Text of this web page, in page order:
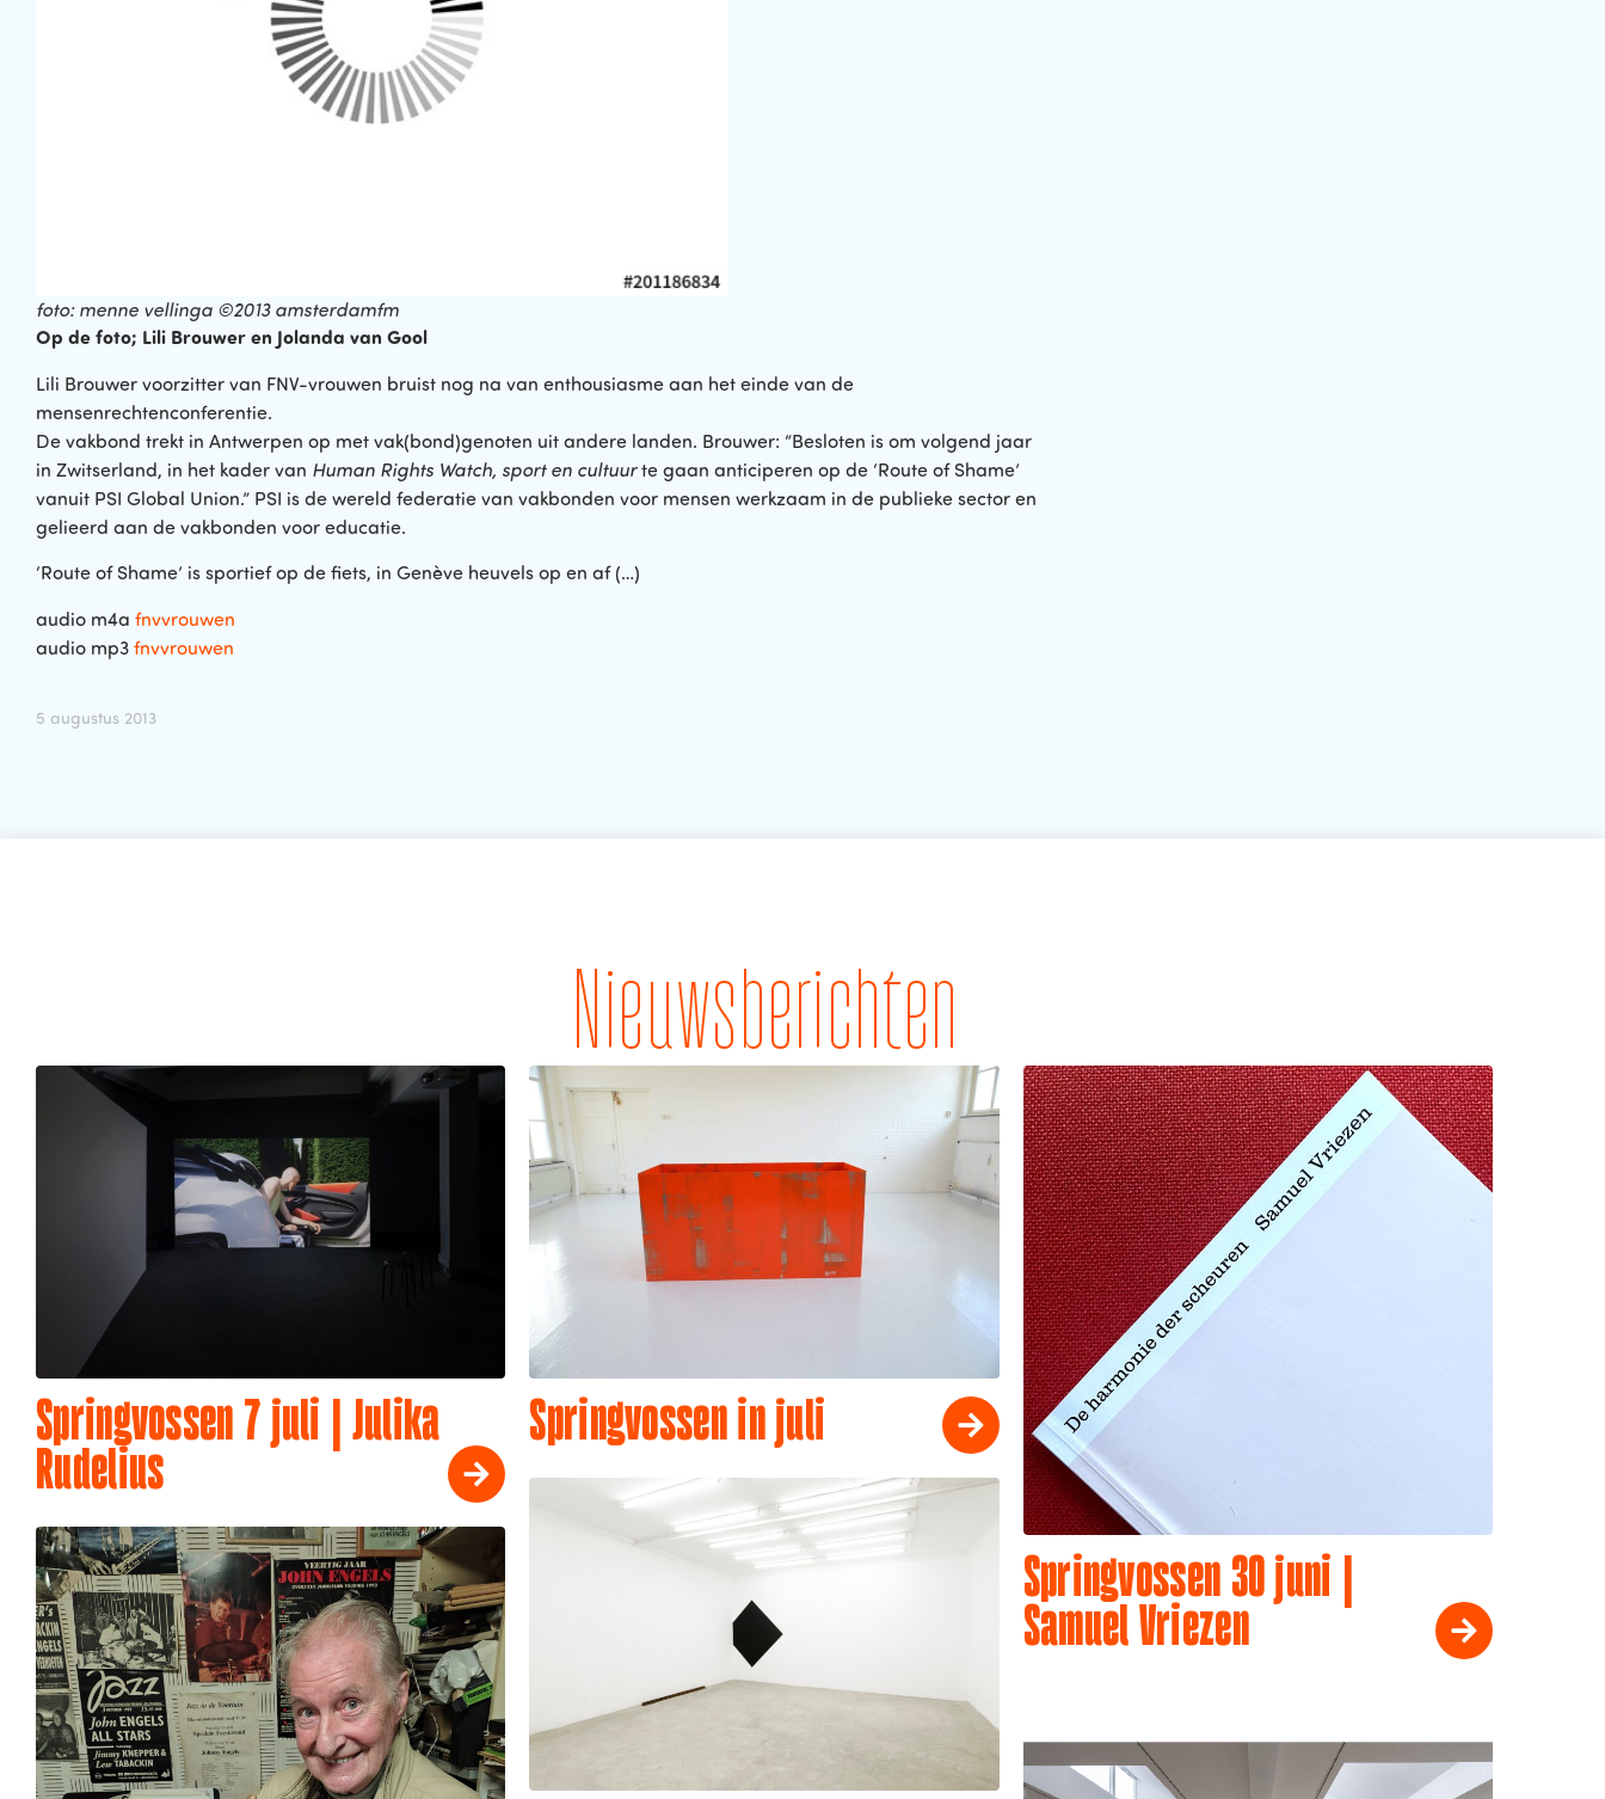
foto: menne vellinga ©2013 amsterdamfm
Op de foto; Lili Brouwer en Jolanda van Gool
Lili Brouwer voorzitter van FNV-vrouwen bruist nog na van enthousiasme aan het einde van de
mensenrechtenconferentie.
De vakbond trekt in Antwerpen op met vak(bond)genoten uit andere landen. Brouwer: “Besloten is om volgend jaar
in Zwitserland, in het kader van Human Rights Watch, sport en cultuurte gaan anticiperen op de ‘Route of Shame’
vanuit PSI Global Union.” PSI is de wereld federatie van vakbonden voor mensen werkzaam in de publieke sector en
gelieerd aan de vakbonden voor educatie.
‘Route of Shame’ is sportief op de fiets, in Genève heuvels op en af (…)
audio m4a fnvvrouwen
audio mp3 fnvvrouwen
5 augustus 2013
Nieuwsberichten
Springvossen 7 juli | Julika
Rudelius
Springvossen in juli
Springvossen 30 juni |
Samuel Vriezen